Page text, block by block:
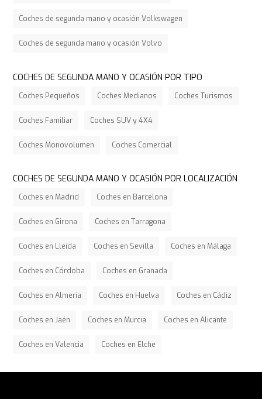
Coches de segunda mano y ocasión Volkswagen
Coches de segunda mano y ocasión Volvo
COCHES DE SEGUNDA MANO Y OCASIÓN POR TIPO
Coches Pequeños Coches Medianos Coches Turismos
Coches Familiar Coches SUV y 4X4
Coches Monovolumen Coches Comercial
COCHES DE SEGUNDA MANO Y OCASIÓN POR LOCALIZACIÓN
Coches en Madrid Coches en Barcelona
Coches en Girona Coches en Tarragona
Coches en Lleida Coches en Sevilla Coches en Málaga
Coches en Córdoba Coches en Granada
Coches en Almería Coches en Huelva Coches en Cádiz
Coches en Jaén Coches en Murcia Coches en Alicante
Coches en Valencia Coches en Elche